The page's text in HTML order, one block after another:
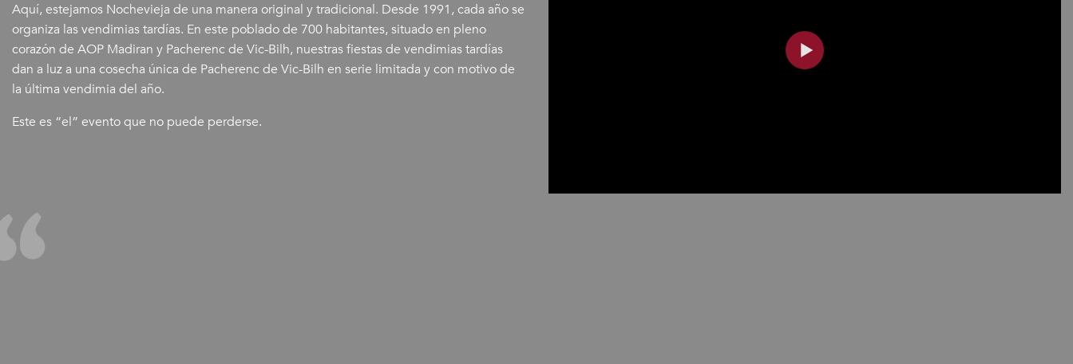
Aquí, estejamos Nochevieja de una manera original y tradicional. Desde 1991, cada año se
organiza las vendimias tardías. En este poblado de 700 habitantes, situado en pleno
corazón de AOP Madiran y Pacherenc de Vic-Bilh, nuestras fiestas de vendimias tardías
dan a luz a una cosecha única de Pacherenc de Vic-Bilh en serie limitada y con motivo de
la última vendimia del año.
Este es “el” evento que no puede perderse.